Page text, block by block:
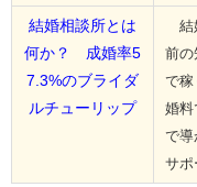
結婚相談所とは
何か？ 成婚率5
7.3%のブライダ
ルチューリップ
結
前の
で稼
婚料
で導
サポ